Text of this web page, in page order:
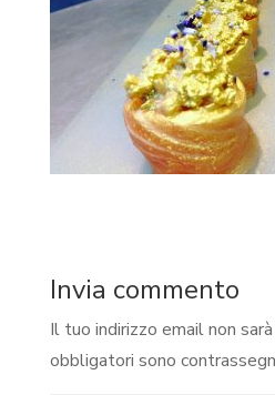
Invia commento
Il tuo indirizzo email non
obbligatori sono